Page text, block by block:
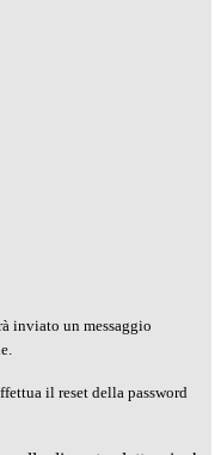
inviato un messaggio
il reset della password